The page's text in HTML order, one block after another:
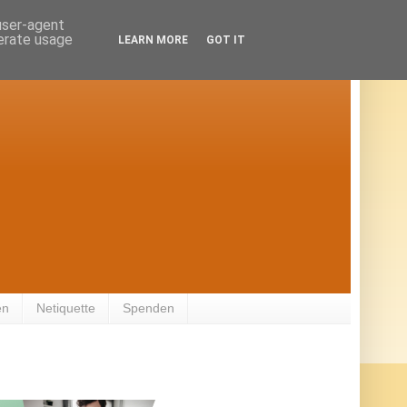
Netiquette Spenden
agent
usage
LEARN MORE GOT IT